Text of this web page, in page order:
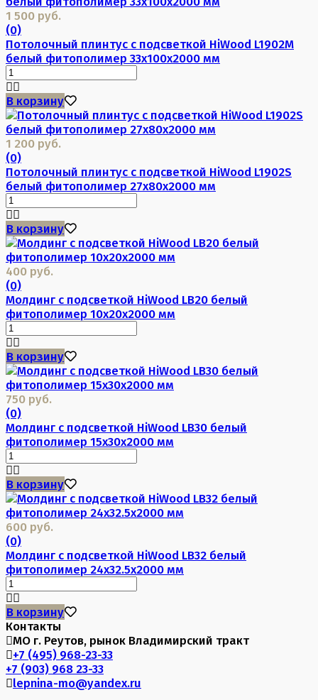
1 500 руб.
(0)
Потолочный плинтус с подсветкой HiWood L1902M
белый фитополимер 33х100х2000 мм
В корзину
1 200 руб.
(0)
Потолочный плинтус с подсветкой HiWood L1902S
белый фитополимер 27х80х2000 мм
В корзину
400 руб.
(0)
Молдинг с подсветкой HiWood LB20 белый
фитополимер 10х20х2000 мм
В корзину
750 руб.
(0)
Молдинг с подсветкой HiWood LB30 белый
фитополимер 15х30х2000 мм
В корзину
600 руб.
(0)
Молдинг с подсветкой HiWood LB32 белый
фитополимер 24х32.5х2000 мм
В корзину
Контакты
МО г. Реутов, рынок Владимирский тракт
+7 (495) 968-23-33
+7 (903) 968 23-33
lepnina-mo@yandex.ru